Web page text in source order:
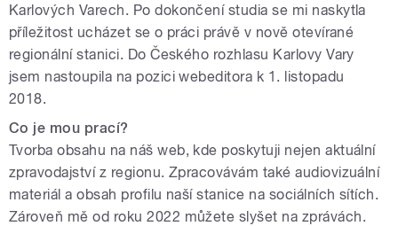
Karlových Varech. Po dokončení studia se mi naskytla
příležitost ucházet se o práci právě v nově otevírané
regionální stanici. Do Českého rozhlasu Karlovy Vary
jsem nastoupila na pozici webeditora k 1. listopadu
2018.
Co je mou prací?
Tvorba obsahu na náš web, kde poskytuji nejen aktuální
zpravodajství z regionu. Zpracovávám také audiovizuální
materiál a obsah profilu naší stanice na sociálních sítích.
Zároveň mě od roku 2022 můžete slyšet na zprávách.